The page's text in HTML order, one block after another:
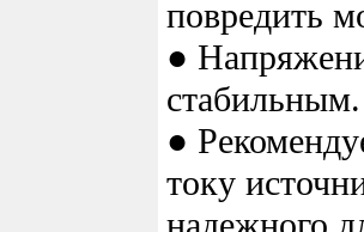
повредить
●
стабильным.
●
току